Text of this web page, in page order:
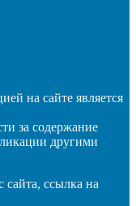
на сайте является
за содержание
другими
сайта, ссылка на